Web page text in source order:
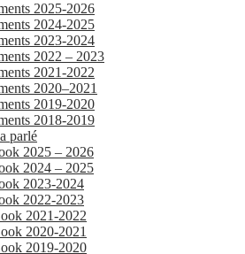
2025-2026
2024-2025
2023-2024
2022 – 2023
2021-2022
2020–2021
2019-2020
2018-2019
parlé
2025 – 2026
2024 – 2025
2023-2024
2022-2023
2021-2022
2020-2021
2019-2020